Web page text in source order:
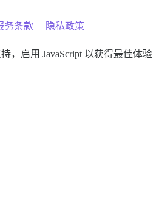
务条款 隐私政策
，启用 JavaScript 以获得最佳体验